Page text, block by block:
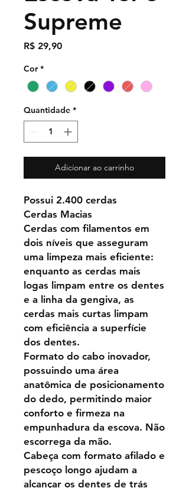
Supreme
R$ 29,90Preço
Cor *
Quantidade *
Adicionar ao carrinho
Possui 2.400 cerdas
Cerdas Macias
Cerdas com filamentos em
dois níveis que asseguram
uma limpeza mais eficiente:
enquanto as cerdas mais
logas limpam entre os dentes
e a linha da gengiva, as
cerdas mais curtas limpam
com eficiência a superfície
dos dentes.
Formato do cabo inovador,
possuindo uma área
anatômica de posicionamento
do dedo, permitindo maior
conforto e firmeza na
empunhadura da escova. Não
escorrega da mão.
Cabeça com formato afilado e
pescoço longo ajudam a
alcançar os dentes de trás